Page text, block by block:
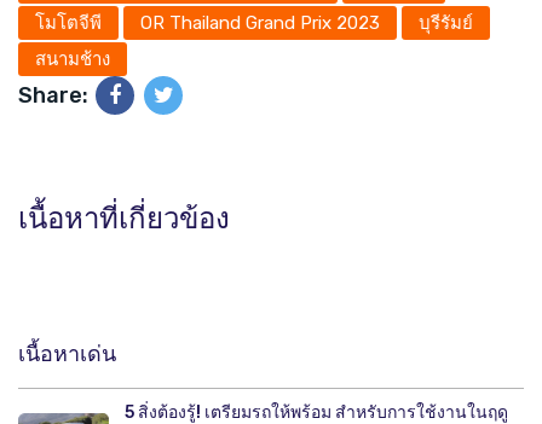
โมโตจีพี
OR Thailand Grand Prix 2023
บุรีรัมย์
สนามช้าง
Share:
เนื้อหาที่เกี่ยวข้อง
เนื้อหาเด่น
5 สิ่งต้องรู้! เตรียมรถให้พร้อม สำหรับการใช้งานในฤดู